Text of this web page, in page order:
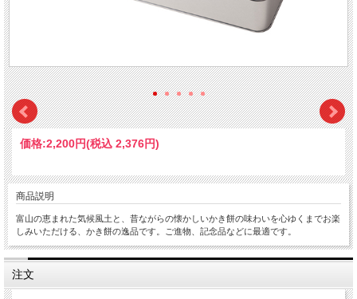
価格:2,200円(税込 2,376円)
商品説明
富山の恵まれた気候風土と、昔ながらの懐かしいかき餅の味わいを心ゆくまでお楽
しみいただける、かき餅の逸品です。ご進物、記念品などに最適です。
注文